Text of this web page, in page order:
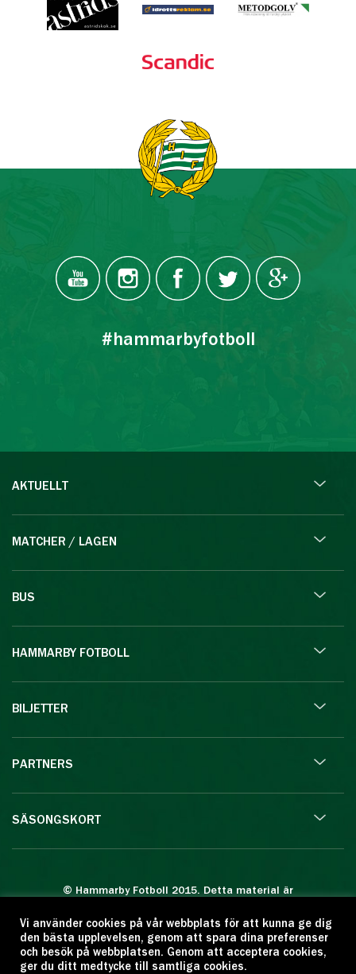
#hammarbyfotboll
AKTUELLT
MATCHER / LAGEN
BUS
HAMMARBY FOTBOLL
BILJETTER
PARTNERS
SÄSONGSKORT
© Hammarby Fotboll 2015. Detta material är
Eftertryck eller annan kopiering är förbjuden.
Citera oss gärna men ange källan:
www.hammarbyfotboll.se. Ansvarig utgivare:
Vi använder cookies på vår webbplats för att kunna ge dig
den bästa upplevelsen, genom att spara dina preferenser
och besök på webbplatsen. Genom att acceptera cookies,
ger du ditt medtycke till samtliga cookies.